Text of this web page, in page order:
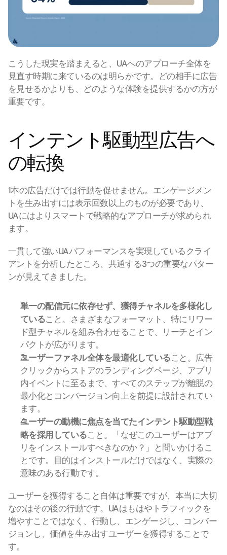
こうした現実を踏まえると、UAへのアプローチ全体を
見直す時期に来ているのは明らかです。どの相手に広告
を見せるかよりも、どのような体験を提供するかの方が
重要です。
インテント駆動型広告へ
の転換
1本の広告だけでは行動を促せません。エンゲージメン
トを生み出すには表示回数以上のものが必要であり、
UAにはよりスマートで戦略的なアプローチが求められ
ます。
一貫して強いUAパフォーマンスを実現しているクライ
アントを分析したところ、共通する3つの重要なパター
ンが見えてきました。
単一の配信元に依存せず、獲得チャネルを多様化し
ていること。さまざまなフォーマット、特にリワー
ド型チャネルを組み合わせることで、リーチとイン
パクトが広がります。
ユーザーファネル全体を最適化していること。広告
クリックからストアのランディングページ、アプリ
内イベントに至るまで、すべてのステップが離脱の
最小化とコンバージョン向上を前提に設計されてい
ます。
ユーザーの動機に焦点を当てたインテント駆動型戦
略を採用していること。「なぜこのユーザーはアプ
リをインストールすべきなのか？」と問いかけるこ
とです。目的はインストールだけではなく、実際の
意味のある行動です。
ユーザーを獲得すること自体は重要ですが、本当に大切
なのはその後の行動です。UAはもはやトラフィックを
増やすことではなく、行動し、エンゲージし、コンバー
ジョンし、価値を生み出すユーザーを獲得することで
す。